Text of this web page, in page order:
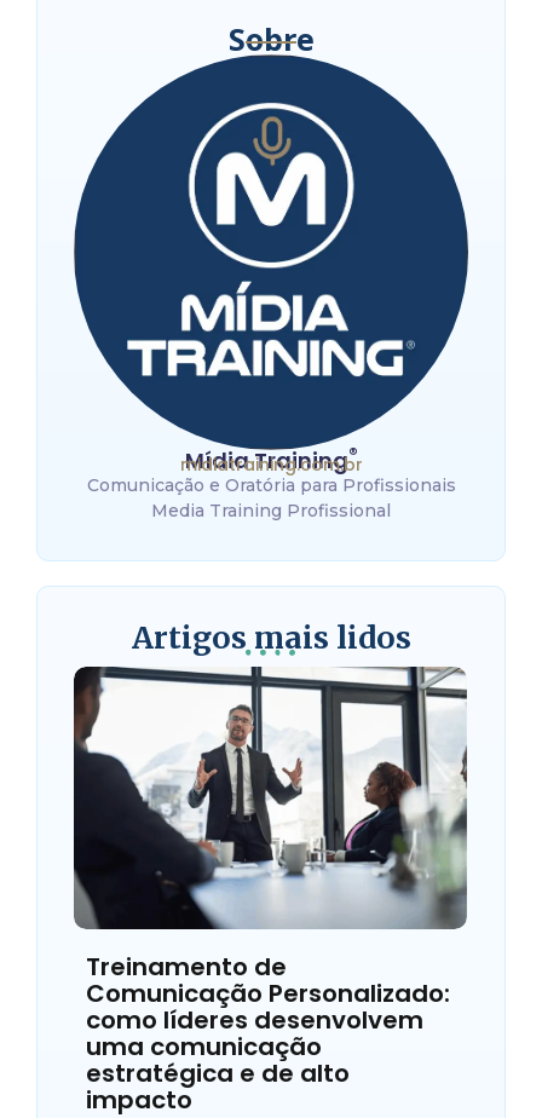
Sobre
Mídia Training®
midiatraining.com.br
Comunicação e Oratória para Profissionais
Media Training Profissional
Artigos mais lidos
Treinamento de
Comunicação Personalizado:
como líderes desenvolvem
uma comunicação
estratégica e de alto
impacto